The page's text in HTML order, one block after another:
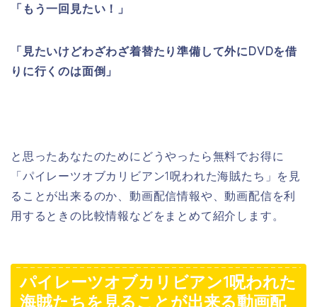
「もう一回見たい！」
「見たいけどわざわざ着替たり準備して外にDVDを借
りに行くのは面倒」
と思ったあなたのためにどうやったら無料でお得に
「パイレーツオブカリビアン1呪われた海賊たち」を見
ることが出来るのか、動画配信情報や、動画配信を利
用するときの比較情報などをまとめて紹介します。
パイレーツオブカリビアン1呪われた
海賊たちを見ることが出来る動画配